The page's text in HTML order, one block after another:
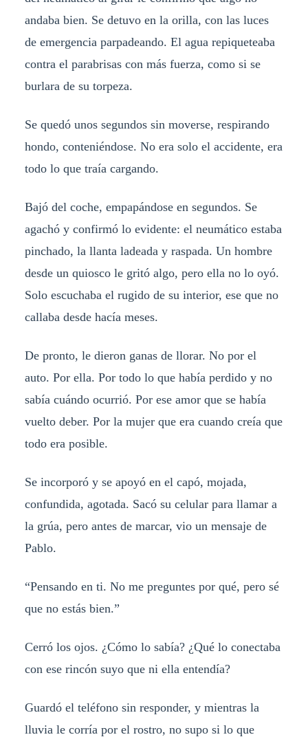
andaba bien. Se detuvo en la orilla, con las luces
de emergencia parpadeando. El agua repiqueteaba
contra el parabrisas con más fuerza, como si se
burlara de su torpeza.
Se quedó unos segundos sin moverse, respirando
hondo, conteniéndose. No era solo el accidente, era
todo lo que traía cargando.
Bajó del coche, empapándose en segundos. Se
agachó y confirmó lo evidente: el neumático estaba
pinchado, la llanta ladeada y raspada. Un hombre
desde un quiosco le gritó algo, pero ella no lo oyó.
Solo escuchaba el rugido de su interior, ese que no
callaba desde hacía meses.
De pronto, le dieron ganas de llorar. No por el
auto. Por ella. Por todo lo que había perdido y no
sabía cuándo ocurrió. Por ese amor que se había
vuelto deber. Por la mujer que era cuando creía que
todo era posible.
Se incorporó y se apoyó en el capó, mojada,
confundida, agotada. Sacó su celular para llamar a
la grúa, pero antes de marcar, vio un mensaje de
Pablo.
“Pensando en ti. No me preguntes por qué, pero sé
que no estás bien.”
Cerró los ojos. ¿Cómo lo sabía? ¿Qué lo conectaba
con ese rincón suyo que ni ella entendía?
Guardó el teléfono sin responder, y mientras la
lluvia le corría por el rostro, no supo si lo que